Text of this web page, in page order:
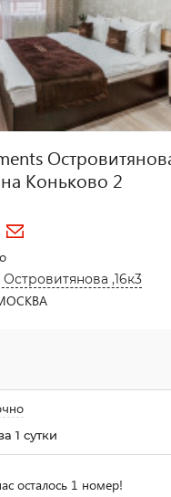
Коньково 2
,16к3
1 сутки
осталось 1 номер!